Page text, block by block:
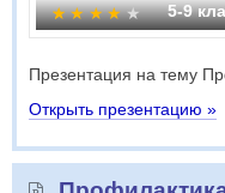
5-9
Презентация на тему
Открыть презентацию »